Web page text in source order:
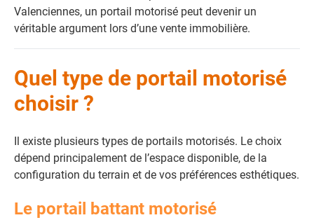
Valenciennes, un portail motorisé peut devenir un
véritable argument lors d’une vente immobilière.
Quel type de portail motorisé
choisir ?
Il existe plusieurs types de portails motorisés. Le choix
dépend principalement de l’espace disponible, de la
configuration du terrain et de vos préférences esthétiques.
Le portail battant motorisé